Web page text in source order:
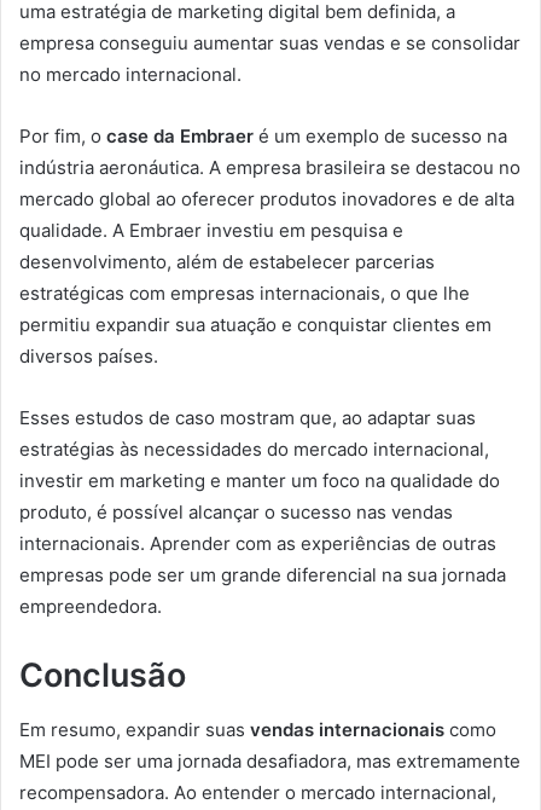
uma estratégia de marketing digital bem definida, a
empresa conseguiu aumentar suas vendas e se consolidar
no mercado internacional.
Por fim, o case da Embraer é um exemplo de sucesso na
indústria aeronáutica. A empresa brasileira se destacou no
mercado global ao oferecer produtos inovadores e de alta
qualidade. A Embraer investiu em pesquisa e
desenvolvimento, além de estabelecer parcerias
estratégicas com empresas internacionais, o que lhe
permitiu expandir sua atuação e conquistar clientes em
diversos países.
Esses estudos de caso mostram que, ao adaptar suas
estratégias às necessidades do mercado internacional,
investir em marketing e manter um foco na qualidade do
produto, é possível alcançar o sucesso nas vendas
internacionais. Aprender com as experiências de outras
empresas pode ser um grande diferencial na sua jornada
empreendedora.
Conclusão
Em resumo, expandir suas vendas internacionais como
MEI pode ser uma jornada desafiadora, mas extremamente
recompensadora. Ao entender o mercado internacional,